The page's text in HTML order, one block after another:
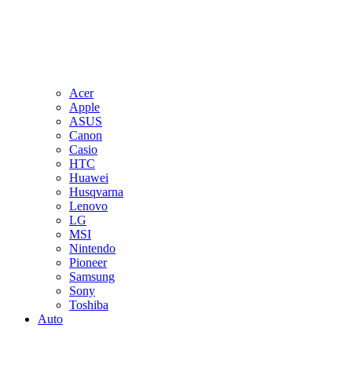
Acer
Apple
ASUS
Canon
Casio
HTC
Huawei
Husqvarna
Lenovo
LG
MSI
Nintendo
Pioneer
Samsung
Sony
Toshiba
Auto